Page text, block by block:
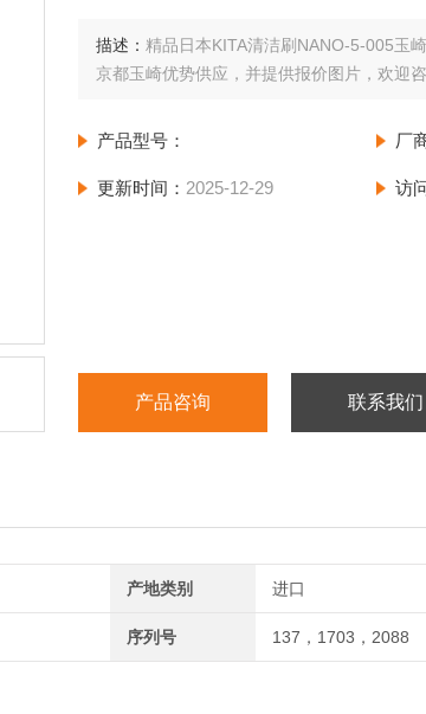
描述： 精品日本KITA清洁刷NANO-5-005玉
京都玉崎优势供应，并提供报价图片，欢迎咨
产品型号： 厂
更新时间： 2025-12-29 访
产品咨询 联系我们
产地类别 进口
序列号 137，1703，2088